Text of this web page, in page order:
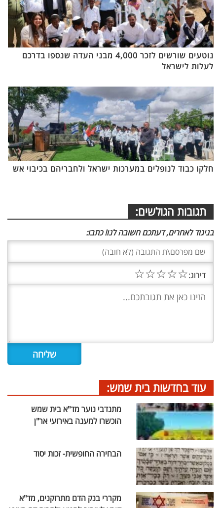
נוטעים שורשים לזכר 4,000 מבני העדה שנספו בדרכם
לעלות לישראל
חלקו כבוד לנופלים במערכות ישראל ולחבריהם בכיבוי אש
תגובות הגולשים:
בניגוד לאחרים, דעתכם חשובה לנו! כתבו:
דירוג:☆
☆
☆
☆
☆
עוד בחדשות בית שמש:
מתנדבי נוער מד"א בית שמש
הוכשרו למענה באירועי אר"ן
הבחירה החופשית- זכות יסוד
מקררי בנק הדם מתרוקנים, מד"א